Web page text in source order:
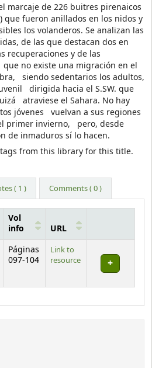
marcaje de 226 buitres pirenaicos
fueron anillados en los nidos y
los volanderos. Se analizan las
de las que destacan dos en
recuperaciones y de las
no existe una migración en el
siendo sedentarios los adultos,
dirigida hacia el S.SW. que
atraviese el Sahara. No hay
jóvenes vuelvan a sus regiones
primer invierno, pero, desde
de inmaduros sí lo hacen.
from this library for this title.
( 1 ) Comments ( 0 )
Vol
info
URL
Páginas
097-104
Link to
resource